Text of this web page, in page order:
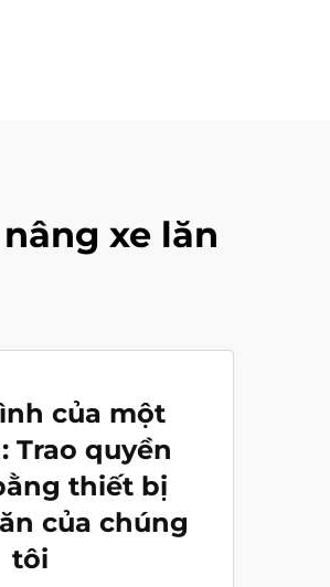
xe lăn
của một
Trao quyền
thiết bị
của chúng
tôi